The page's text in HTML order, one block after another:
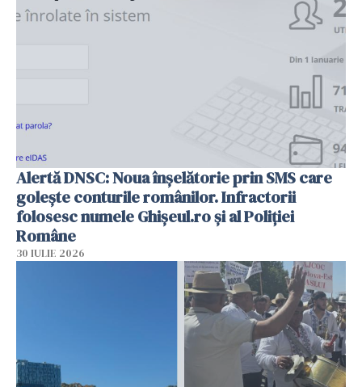
Alertă DNSC: Noua înșelătorie prin SMS care
golește conturile românilor. Infractorii
folosesc numele Ghișeul.ro și al Poliției
Române
30 IULIE 2026